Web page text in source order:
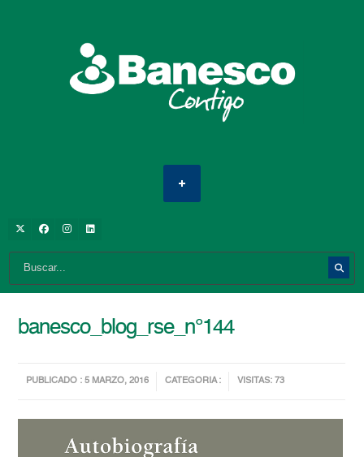
banesco_blog_rse_n°144
PUBLICADO : 5 MARZO, 2016 CATEGORIA : VISITAS: 73